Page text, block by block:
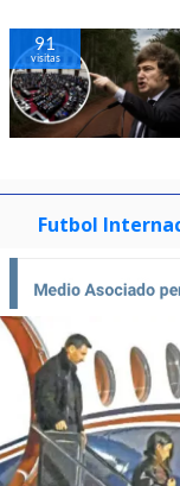
96
visitas
Futbol